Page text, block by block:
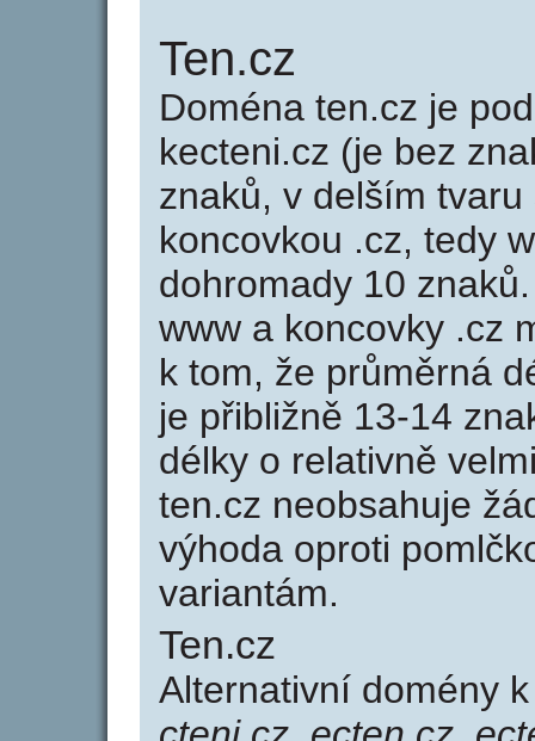
Ten.cz
Doména ten.cz je
kecteni.cz (je bez
znaků, v delším
koncovkou .cz, tedy
dohromady 10
www a koncovky .cz
k tom, že průměrná
je přibližně 13-14
délky o relativně
ten.cz neobsahuje
výhoda oproti
variantám.
Ten.cz
Alternativní domény